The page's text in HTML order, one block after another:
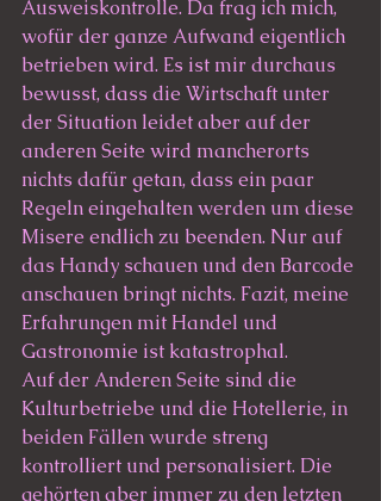
Ausweiskontrolle. Da frag ich mich,
wofür der ganze Aufwand eigentlich
betrieben wird. Es ist mir durchaus
bewusst, dass die Wirtschaft unter
der Situation leidet aber auf der
anderen Seite wird mancherorts
nichts dafür getan, dass ein paar
Regeln eingehalten werden um diese
Misere endlich zu beenden. Nur auf
das Handy schauen und den Barcode
anschauen bringt nichts. Fazit, meine
Erfahrungen mit Handel und
Gastronomie ist katastrophal.
Auf der Anderen Seite sind die
Kulturbetriebe und die Hotellerie, in
beiden Fällen wurde streng
kontrolliert und personalisiert. Die
gehörten aber immer zu den letzten